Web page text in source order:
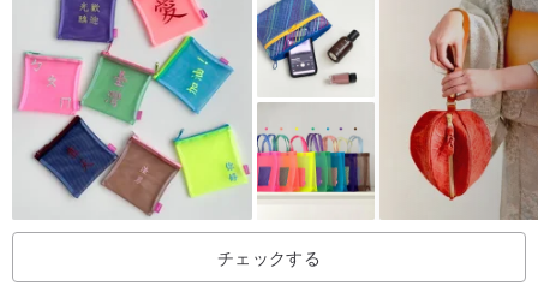
---------
全体のデザインは丁寧に企画・手作りされており、描き方や素材選
び、作り方にはかなりの時間がかかりますので、ご友人、ご家族、
ご自身へのプレゼントにも最適です。
--------
お手入れ方法
手洗い
カスタマイズされたサービス
チェックする